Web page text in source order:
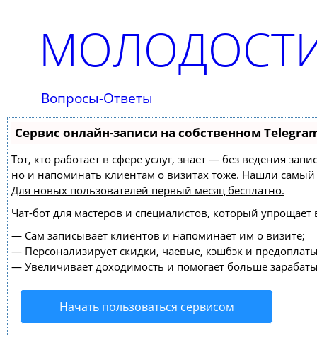
Вопросы-Ответы
Сервис онлайн-записи на собственном
Тот, кто работает в сфере услуг, знает — без ведения
но и напоминать клиентам о визитах тоже. Нашли
Для новых пользователей первый месяц бесплатно.
Чат-бот для мастеров и специалистов, который упрощает
— Сам записывает клиентов и напоминает им о визите;
— Персонализирует скидки, чаевые, кэшбэк и
— Увеличивает доходимость и помогает больше
Начать пользоваться сервисом